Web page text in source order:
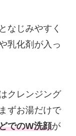
なじみやすく
乳化剤が入っ
クレンジング
ずお湯だけで
でのW洗顔が